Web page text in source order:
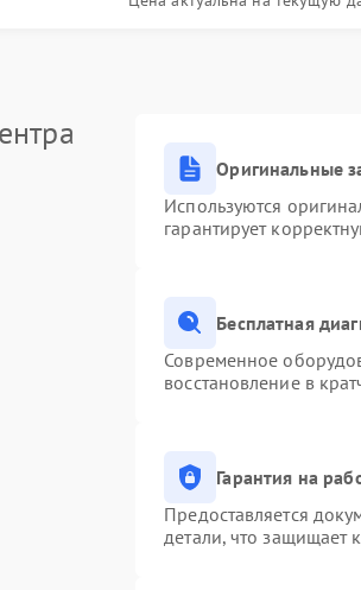
Оригинальные
Используются
гарантирует
Бесплатная
Современное
восстановление в
Гарантия на
Предоставляется
детали, что защищает